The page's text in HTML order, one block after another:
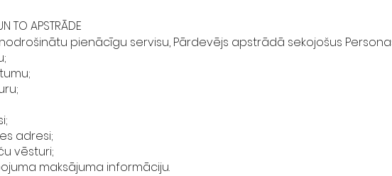
TO APSTRĀDE
nodrošinātu pienācīgu servisu, Pārdevējs apstrādā sekojošus
adresi;
vēsturi;
maksājuma informāciju.